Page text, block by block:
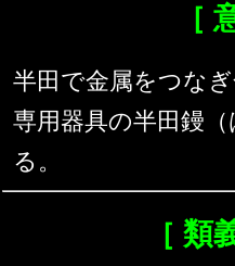
［
半田で金属をつなぎ
専用器具の半田鏝
る。
［ 類